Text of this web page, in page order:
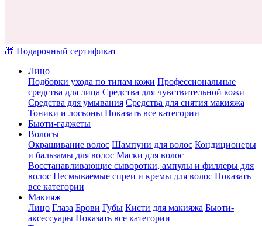
🎁 Подарочный сертификат
Лицо
Подборки ухода по типам кожи Профессиональные
средства для лица Средства для чувствительной кожи
Средства для умывания Средства для снятия макияжа
Тоники и лосьоны Показать все категории
Бьюти-гаджеты
Волосы
Окрашивание волос Шампуни для волос Кондиционеры
и бальзамы для волос Маски для волос
Восстанавливающие сыворотки, ампулы и филлеры для
волос Несмываемые спреи и кремы для волос Показать
все категории
Макияж
Лицо Глаза Брови Губы Кисти для макияжа Бьюти-
аксессуары Показать все категории